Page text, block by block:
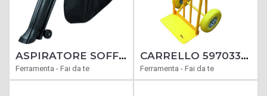
ASPIRATORE SOFFIATORE VAS-2600 CON BIOTRITURAZIONE
Ferramenta - Fai da te
CARRELLO 5970330 PORTACASSE VIGOR MOD.26 RUOTE PIENE SCHIUMA PU
Ferramenta - Fai da te